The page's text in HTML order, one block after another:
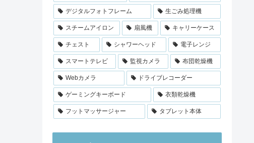
デジタルフォトフレーム 生ごみ処理機
スチームアイロン 扇風機 キャリーケース
チェスト シャワーヘッド 電子レンジ
スマートテレビ 監視カメラ 布団乾燥機
Webカメラ ドライブレコーダー
ゲーミングキーボード 衣類乾燥機
フットマッサージャー タブレット本体